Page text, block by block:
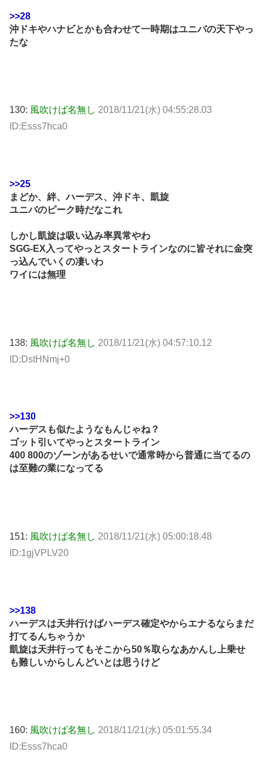
>>28
沖ドキやハナビとかも合わせて一時期はユニバの天下やっ
たな
130: 風吹けば名無し 2018/11/21(水) 04:55:28.03
ID:Esss7hca0
>>25
まどか、絆、ハーデス、沖ドキ、凱旋
ユニバのピーク時だなこれ
しかし凱旋は吸い込み率異常やわ
SGG-EX入ってやっとスタートラインなのに皆それに金突
っ込んでいくの凄いわ
ワイには無理
138: 風吹けば名無し 2018/11/21(水) 04:57:10.12
ID:DstHNmj+0
>>130
ハーデスも似たようなもんじゃね？
ゴット引いてやっとスタートライン
400 800のゾーンがあるせいで通常時から普通に当てるの
は至難の業になってる
151: 風吹けば名無し 2018/11/21(水) 05:00:18.48
ID:1gjVPLV20
>>138
ハーデスは天井行けばハーデス確定やからエナるならまだ
打てるんちゃうか
凱旋は天井行ってもそこから50％取らなあかんし上乗せ
も難しいからしんどいとは思うけど
160: 風吹けば名無し 2018/11/21(水) 05:01:55.34
ID:Esss7hca0